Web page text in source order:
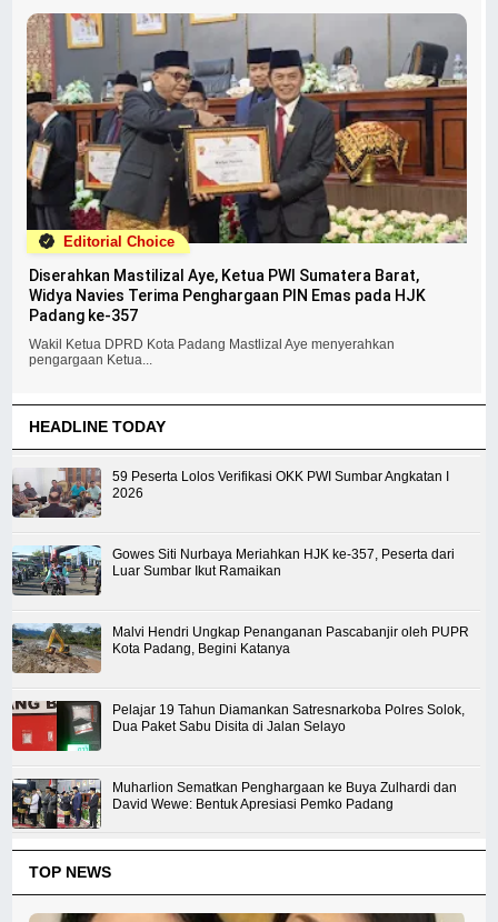
Editorial Choice
Diserahkan Mastilizal Aye, Ketua PWI Sumatera Barat,
Widya Navies Terima Penghargaan PIN Emas pada HJK
Padang ke-357
Wakil Ketua DPRD Kota Padang Mastlizal Aye menyerahkan
pengargaan Ketua...
HEADLINE TODAY
59 Peserta Lolos Verifikasi OKK PWI Sumbar Angkatan I
2026
Gowes Siti Nurbaya Meriahkan HJK ke-357, Peserta dari
Luar Sumbar Ikut Ramaikan
Malvi Hendri Ungkap Penanganan Pascabanjir oleh PUPR
Kota Padang, Begini Katanya
Pelajar 19 Tahun Diamankan Satresnarkoba Polres Solok,
Dua Paket Sabu Disita di Jalan Selayo
Muharlion Sematkan Penghargaan ke Buya Zulhardi dan
David Wewe: Bentuk Apresiasi Pemko Padang
TOP NEWS